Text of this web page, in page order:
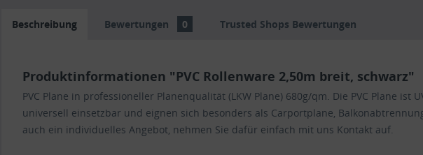
Beschreibung Bewertungen 0 Trusted Shops Bewertungen
Produktinformationen "PVC Rollenware 2,50m breit, schwarz"
PVC Plane in professioneller Planenqualität (LKW Plane) 680g/qm. Die PVC Plane
universell einsetzbar und eignen sich besonders als Carportplane,
auch ein individuelles Angebot, nehmen Sie dafür einfach mit uns Kontakt auf.